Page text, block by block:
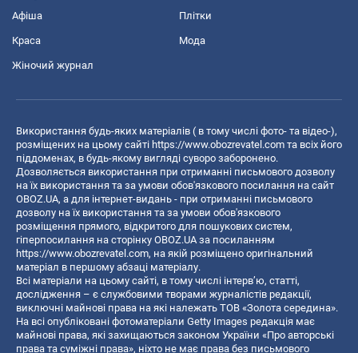
Афіша Плітки
Краса Мода
Жіночий журнал
Використання будь-яких матеріалів ( в тому числі фото- та відео-),
розміщених на цьому сайті https://www.obozrevatel.com та всіх його
піддоменах, в будь-якому вигляді суворо заборонено.
Дозволяється використання при отриманні письмового дозволу
на їх використання та за умови обов'язкового посилання на сайт
OBOZ.UA, а для інтернет-видань - при отриманні письмового
дозволу на їх використання та за умови обов'язкового
розміщення прямого, відкритого для пошукових систем,
гіперпосилання на сторінку OBOZ.UA за посиланням
https://www.obozrevatel.com, на якій розміщено оригінальний
матеріал в першому абзаці матеріалу.
Всі матеріали на цьому сайті, в тому числі інтерв’ю, статті,
дослідження – є службовими творами журналістів редакції,
виключні майнові права на які належать ТОВ «Золота середина».
На всі опубліковані фотоматеріали Getty Images редакція має
майнові права, які захищаються законом України «Про авторські
права та суміжні права», ніхто не має права без письмового